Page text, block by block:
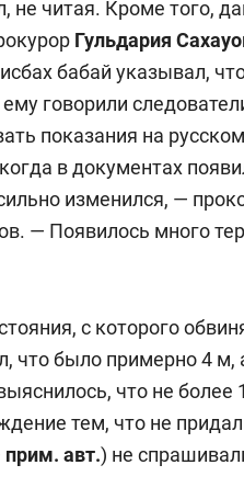
не читая. Кроме того,
Гульдария
бабай указывал,
говорили
показания на
в документах
изменился, —
— Появилось много
с которого
что было примерно 4 м,
что не более
тем, что не
прим. авт.) не